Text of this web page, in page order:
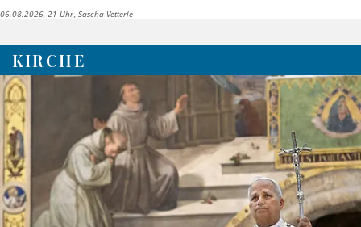
06.08.2026, 21 Uhr Sascha Vetterle
KIRCHE